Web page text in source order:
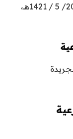
بالمرسوم الملكي رقم (م/ 21) وتاريخ 20/ 5 / 1421هـ،